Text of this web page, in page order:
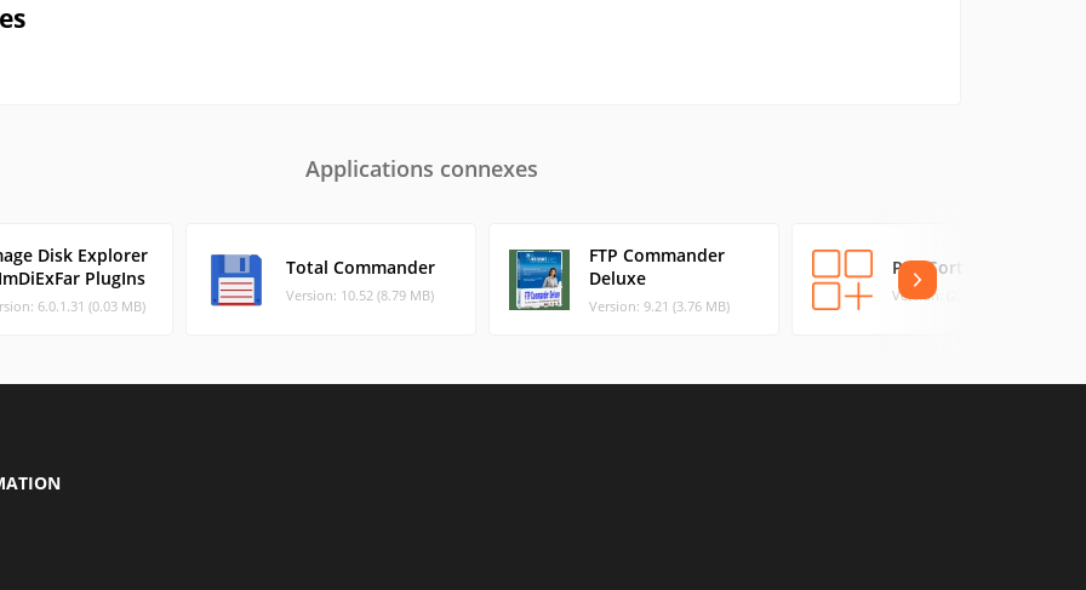
Applications connexes
Disk Explorer
PlugIns
6.0.1.31 (0.03 MB)
Total Commander
Version: 10.52 (8.79 MB)
FTP Commander
Deluxe
Version: 9.21 (3.76 MB)
PDF Sorter 1.1
Version: (2.95 MB)